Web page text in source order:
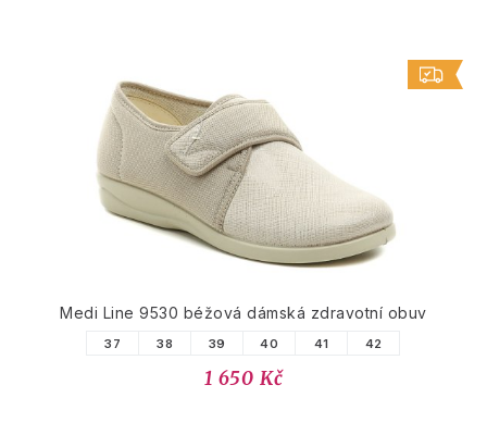
Medi Line 9530 béžová dámská zdravotní obuv
37 38 39 40 41 42
1 650 Kč